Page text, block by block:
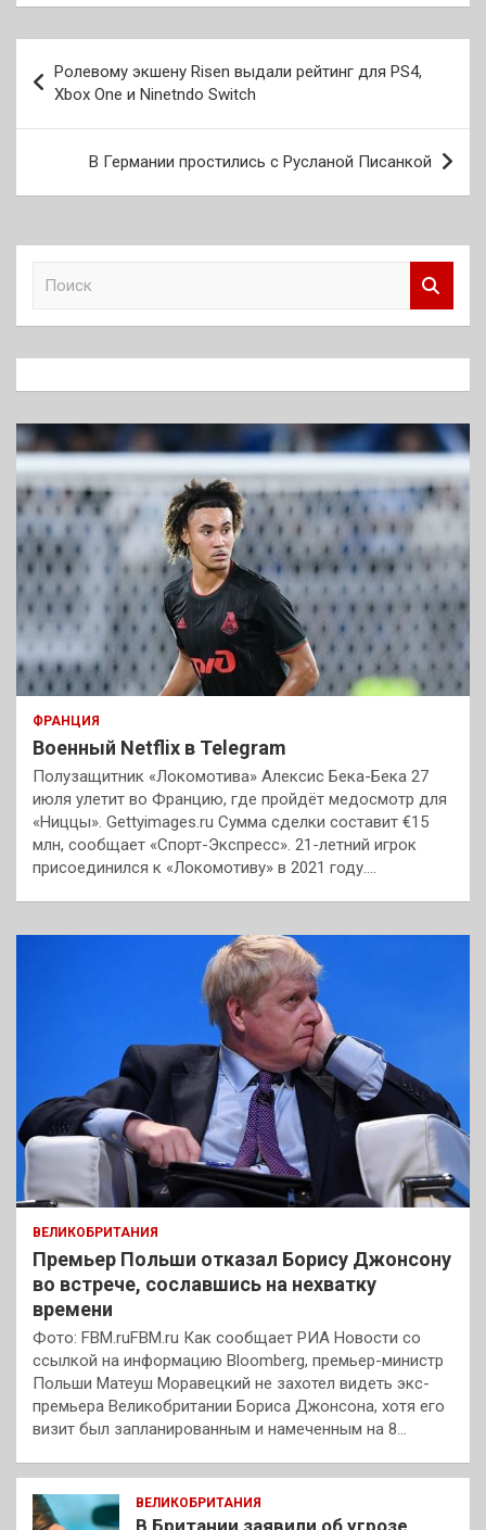
по
записям
Ролевому экшену Risen выдали рейтинг для PS4,
Xbox One и Ninetndo Switch
В Германии простились с Русланой Писанкой
к
ФРАНЦИЯ
Военный Netflix в Telegram
Полузащитник «Локомотива» Алексис Бека-Бека 27
июля улетит во Францию, где пройдёт медосмотр для
«Ниццы». Gettyimages.ru Сумма сделки составит €15
млн, сообщает «Спорт-Экспресс». 21-летний игрок
присоединился к «Локомотиву» в 2021 году.…
ВЕЛИКОБРИТАНИЯ
Премьер Польши отказал Борису Джонсону
во встрече, сославшись на нехватку
времени
Фото: FBM.ruFBM.ru Как сообщает РИА Новости со
ссылкой на информацию Bloomberg, премьер-министр
Польши Матеуш Моравецкий не захотел видеть экс-
премьера Великобритании Бориса Джонсона, хотя его
визит был запланированным и намеченным на 8…
ВЕЛИКОБРИТАНИЯ
В Британии заявили об угрозе